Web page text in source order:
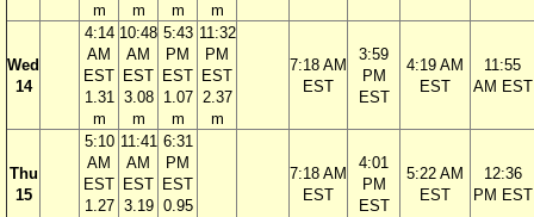
m
m
m
m
Wed
14
4:14
AM
EST
1.31
m
10:48
AM
EST
3.08
m
5:43
PM
EST
1.07
m
11:32
PM
EST
2.37
m
7:18 AM
EST
3:59
PM
EST
4:19 AM
EST
11:55
AM EST
Thu
15
5:10
AM
EST
1.27
11:41
AM
EST
3.19
6:31
PM
EST
0.95
7:18 AM
EST
4:01
PM
EST
5:22 AM
EST
12:36
PM EST